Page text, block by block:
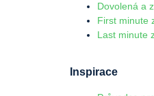
Dovolená a
First minute
Last minute
Inspirace